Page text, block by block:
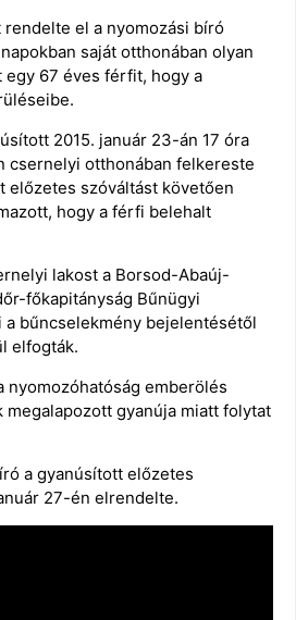
el a nyomozási bíró
saját otthonában olyan
egy 67 éves férfit, hogy a
2015. január 23-án 17 óra
csernelyi otthonában felkereste
előzetes szóváltást követően
hogy a férfi belehalt
lakost a Borsod-Abaúj-
főkapitányság Bűnügyi
a bűncselekmény bejelentésétől
elfogták.
nyomozóhatóság emberölés
gyanúja miatt folytat
a gyanúsított előzetes
27-én elrendelte.